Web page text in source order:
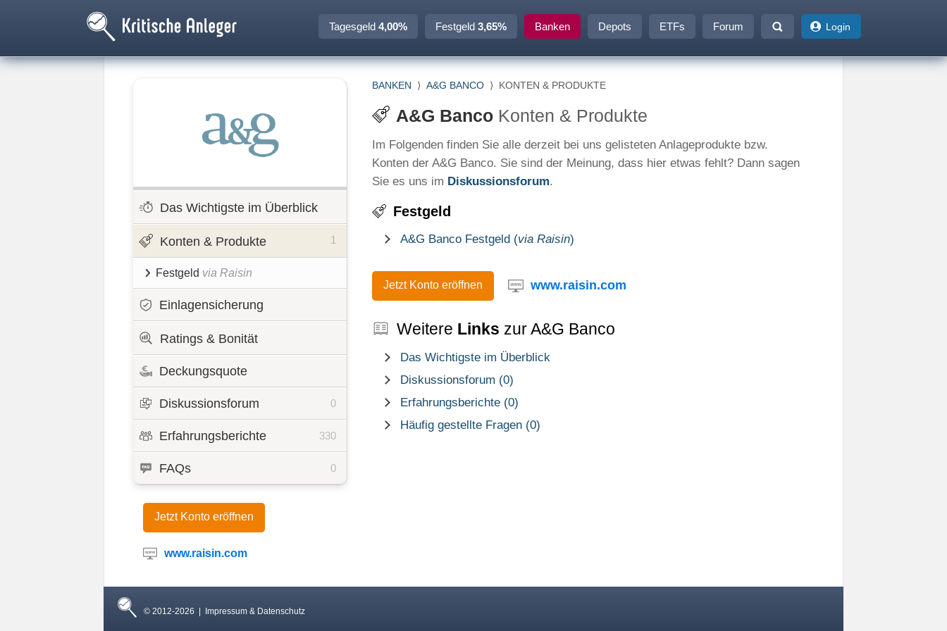
Tagesgeld 4,00% Festgeld 3,65% Banken Depots ETFs Forum Login
Das Wichtigste im Überblick
Konten & Produkte 1
Festgeld via Raisin
Einlagensicherung
Ratings & Bonität
Deckungsquote
Diskussionsforum 0
Erfahrungsberichte 330
FAQs 0
Jetzt Konto eröffnen
www.raisin.com
BANKEN ⟩ A&G BANCO ⟩ KONTEN & PRODUKTE
A&G Banco Konten & Produkte
Im Folgenden finden Sie alle derzeit bei uns gelisteten Anlageprodukte bzw.
Konten der A&G Banco. Sie sind der Meinung, dass hier etwas fehlt? Dann sagen
Sie es uns im Diskussionsforum.
Festgeld
A&G Banco Festgeld (via Raisin)
Jetzt Konto eröffnen www.raisin.com
Weitere Links zur A&G Banco
Das Wichtigste im Überblick
Diskussionsforum (0)
Erfahrungsberichte (0)
Häufig gestellte Fragen (0)
© 2012-2026 | Impressum & Datenschutz